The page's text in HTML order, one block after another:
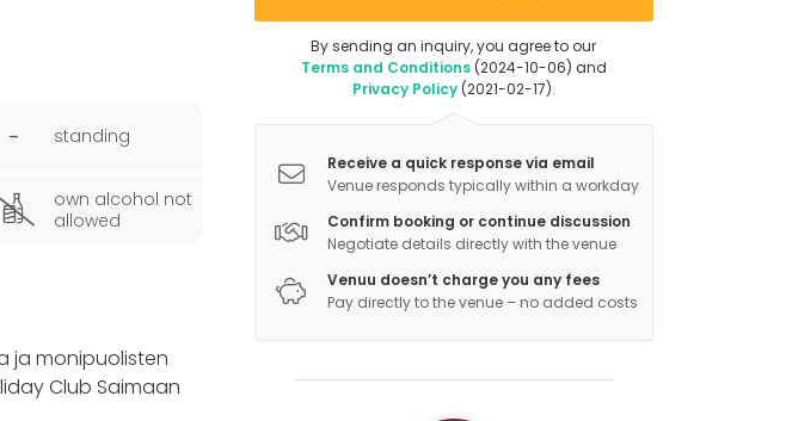
- standing
own alcohol not
allowed
ja monipuolisten
Club Saimaan
By sending an inquiry, you agree to our
Terms and Conditions(2024-10-06) and
Privacy Policy(2021-02-17).
Receive a quick response via email
Venue responds typically within a workday
Confirm booking or continue discussion
Negotiate details directly with the venue
Venuu doesn’t charge you any fees
Pay directly to the venue – no added costs